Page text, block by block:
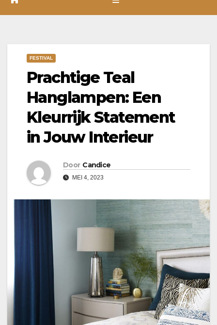
FESTIVAL
Prachtige Teal
Hanglampen: Een
Kleurrijk Statement
in Jouw Interieur
Door Candice
MEI 4, 2023